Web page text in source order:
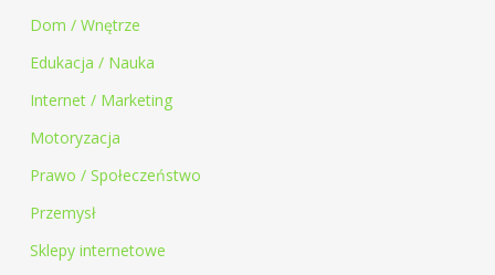
Dom / Wnętrze
Edukacja / Nauka
Internet / Marketing
Motoryzacja
Prawo / Społeczeństwo
Przemysł
Sklepy internetowe